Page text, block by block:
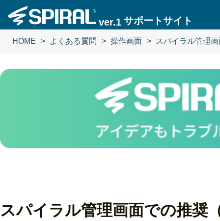
ver.1 サポートサイト
HOME よくある質問 操作画面 スパイラル管理
スパイラル管理画面での推奨